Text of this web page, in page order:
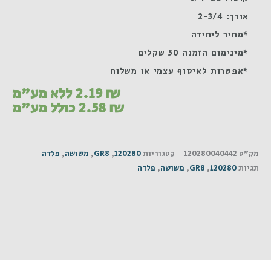
אורך: 2-3/4
*מחיר ליחידה
*מינימום הזמנה 50 שקלים
*אפשרות לאיסוף עצמי או משלוח
2.19₪ ללא מע"מ
2.58₪ כולל מע"מ
מק"ט 120280040442 קטגוריות120280
,
GR8
, משושה, פלדה
תגיות120280
,
GR8
, משושה, פלדה